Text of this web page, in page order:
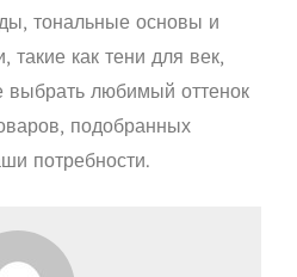
тональные основы и
такие как тени для век,
любимый оттенок
подобранных
потребности.